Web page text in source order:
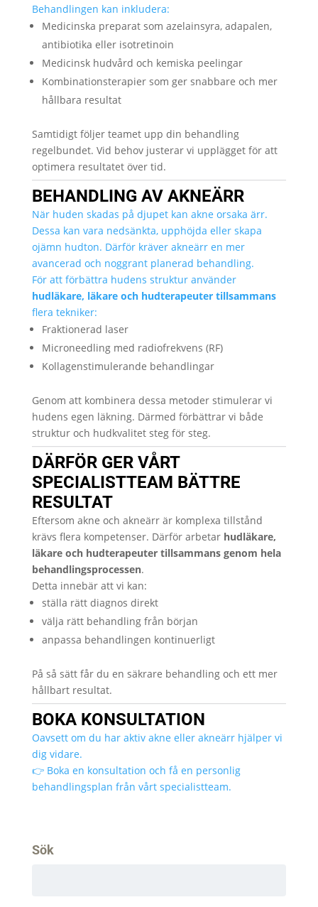
Behandlingen kan inkludera:
Medicinska preparat som azelainsyra, adapalen,
antibiotika eller isotretinoin
Medicinsk hudvård och kemiska peelingar
Kombinationsterapier som ger snabbare och mer
hållbara resultat
Samtidigt följer teamet upp din behandling
regelbundet. Vid behov justerar vi upplägget för att
optimera resultatet över tid.
BEHANDLING AV AKNEÄRR
När huden skadas på djupet kan akne orsaka ärr.
Dessa kan vara nedsänkta, upphöjda eller skapa
ojämn hudton. Därför kräver akneärr en mer
avancerad och noggrant planerad behandling.
För att förbättra hudens struktur använder
hudläkare, läkare och hudterapeuter tillsammans
flera tekniker:
Fraktionerad laser
Microneedling med radiofrekvens (RF)
Kollagenstimulerande behandlingar
Genom att kombinera dessa metoder stimulerar vi
hudens egen läkning. Därmed förbättrar vi både
struktur och hudkvalitet steg för steg.
DÄRFÖR GER VÅRT
SPECIALISTTEAM BÄTTRE
RESULTAT
Eftersom akne och akneärr är komplexa tillstånd
krävs flera kompetenser. Därför arbetar hudläkare,
läkare och hudterapeuter tillsammans genom hela
behandlingsprocessen.
Detta innebär att vi kan:
ställa rätt diagnos direkt
välja rätt behandling från början
anpassa behandlingen kontinuerligt
På så sätt får du en säkrare behandling och ett mer
hållbart resultat.
BOKA KONSULTATION
Oavsett om du har aktiv akne eller akneärr hjälper vi
dig vidare.
👉 Boka en konsultation och få en personlig
behandlingsplan från vårt specialistteam.
Sök